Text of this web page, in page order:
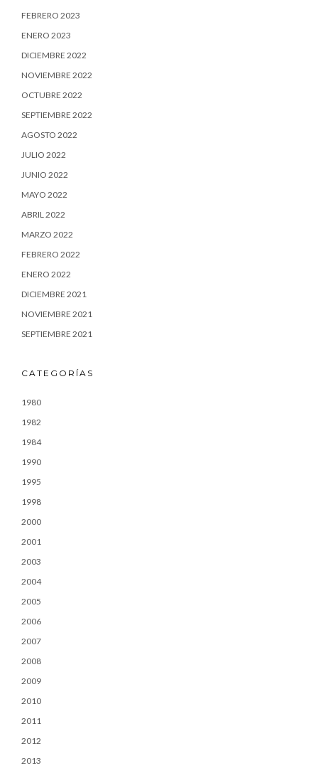
FEBRERO 2023
ENERO 2023
DICIEMBRE 2022
NOVIEMBRE 2022
OCTUBRE 2022
SEPTIEMBRE 2022
AGOSTO 2022
JULIO 2022
JUNIO 2022
MAYO 2022
ABRIL 2022
MARZO 2022
FEBRERO 2022
ENERO 2022
DICIEMBRE 2021
NOVIEMBRE 2021
SEPTIEMBRE 2021
CATEGORÍAS
1980
1982
1984
1990
1995
1998
2000
2001
2003
2004
2005
2006
2007
2008
2009
2010
2011
2012
2013